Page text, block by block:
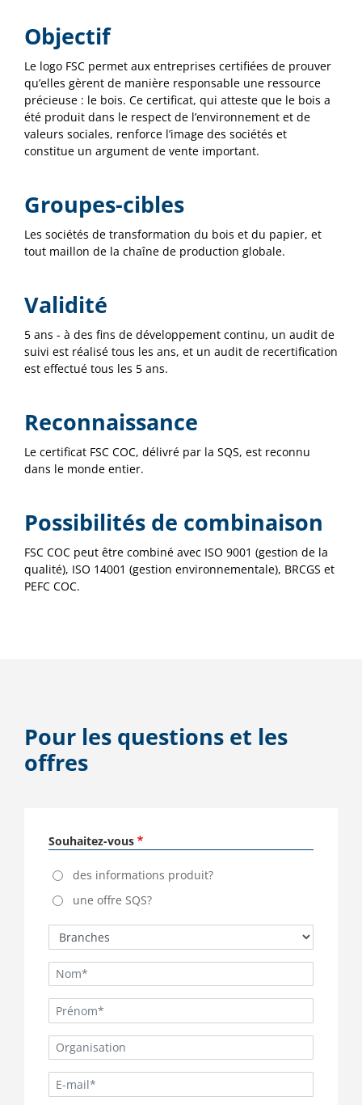
Objectif
Le logo FSC permet aux entreprises certifiées de prouver
qu’elles gèrent de manière responsable une ressource
précieuse : le bois. Ce certificat, qui atteste que le bois a
été produit dans le respect de l’environnement et de
valeurs sociales, renforce l’image des sociétés et
constitue un argument de vente important.
Groupes-cibles
Les sociétés de transformation du bois et du papier, et
tout maillon de la chaîne de production globale.
Validité
5 ans - à des fins de développement continu, un audit de
suivi est réalisé tous les ans, et un audit de recertification
est effectué tous les 5 ans.
Reconnaissance
Le certificat FSC COC, délivré par la SQS, est reconnu
dans le monde entier.
Possibilités de combinaison
FSC COC peut être combiné avec ISO 9001 (gestion de la
qualité), ISO 14001 (gestion environnementale), BRCGS et
PEFC COC.
Pour les questions et les
offres
Souhaitez-vous
des informations produit?
une offre SQS?